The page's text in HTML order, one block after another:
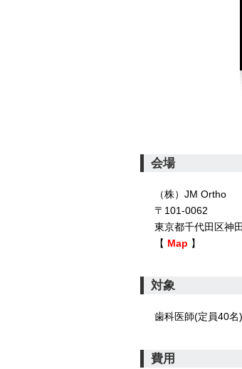
会場
（株）JM Ortho
〒101-0062
東京都千代田区神
【 Map 】
対象
歯科医師(定員40名)
費用